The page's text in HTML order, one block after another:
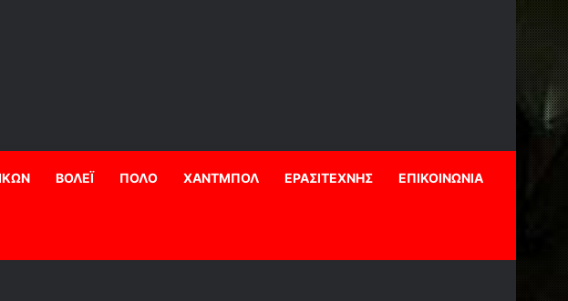
ΒΟΛΕΪ ΠΟΛΟ ΧΑΝΤΜΠΟΛ ΕΡΑΣΙΤΕΧΝΗΣ ΕΠΙΚΟΙΝΩΝΙΑ